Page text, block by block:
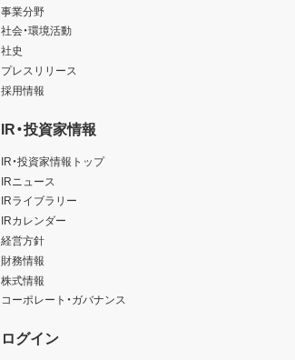
事業分野
社会・環境活動
社史
プレスリリース
採用情報
IR・投資家情報
IR・投資家情報トップ
IRニュース
IRライブラリー
IRカレンダー
経営方針
財務情報
株式情報
コーポレート・ガバナンス
ログイン